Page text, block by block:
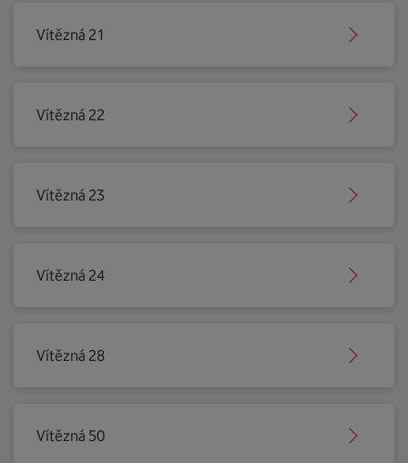
Vítězná 21
Vítězná 22
Vítězná 23
Vítězná 24
Vítězná 28
Vítězná 50